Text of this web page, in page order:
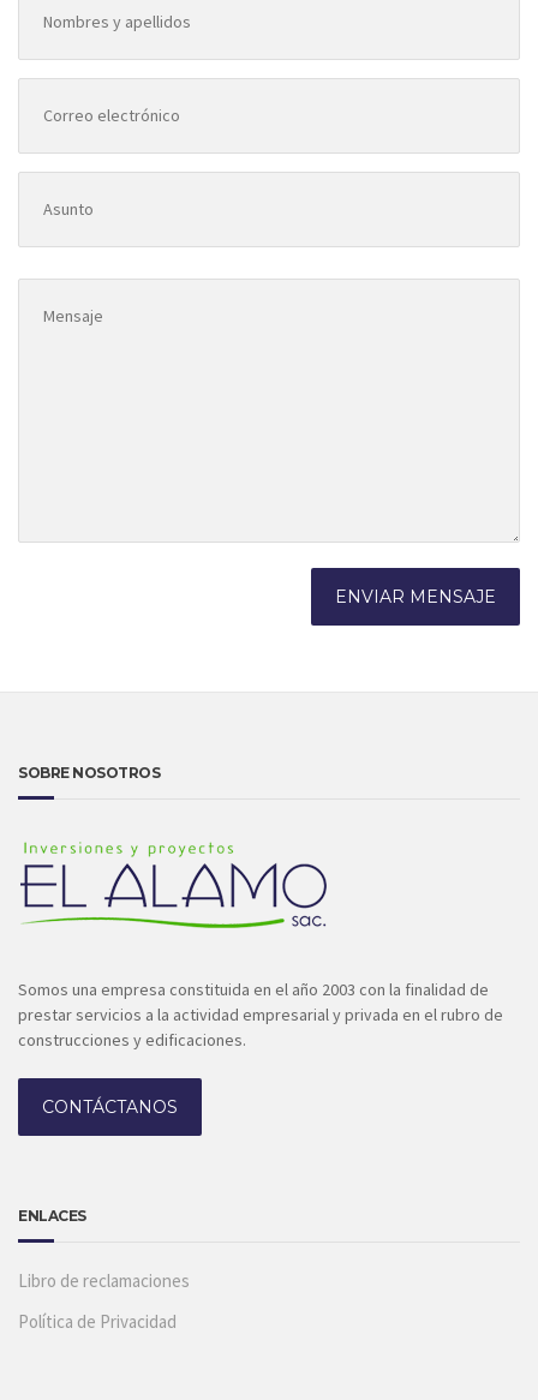
SOBRE NOSOTROS
Somos una empresa constituida en el año 2003 con la finalidad de
prestar servicios a la actividad empresarial y privada en el rubro de
construcciones y edificaciones.
CONTÁCTANOS
ENLACES
Libro de reclamaciones
Política de Privacidad